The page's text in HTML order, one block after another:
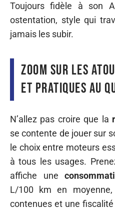
Toujours fidèle à son
ostentation, style qui
jamais les subir.
Zoom sur les
et pratiques au
N’allez pas croire que la
se contente de jouer sur
le choix entre moteurs
à tous les usages.
affiche une
L/100 km en
contenues et une